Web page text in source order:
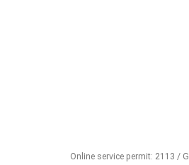
Online service permit: 2113 /